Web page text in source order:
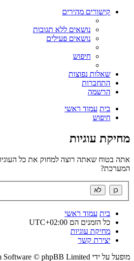
קישורים מהירים
נושאים ללא תגובות
נושאים פעילים
חיפוש
שאלות נפוצות
התחברות
הרשמה
בית עמוד ראשי
חיפוש
מחיקת עוגיות
אתה בטוח שאתה רוצה למחוק את כל
המערכת?
בית עמוד ראשי
כל הזמנים הם UTC+02:00
מחיקת עוגיות
יצירת קשר
מופעל על ידי Software © phpBB Limited